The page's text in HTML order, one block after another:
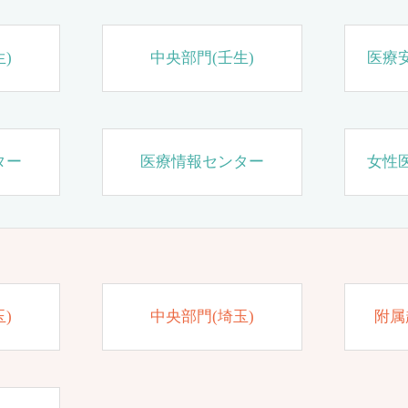
) 中央部門(壬生) 医療
ー 医療情報センター 女性
) 中央部門(埼玉) 附